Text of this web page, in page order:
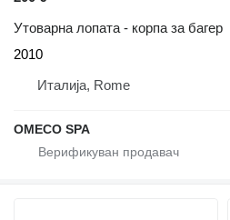
Утоварна лопата - корпа за багер
2010
Италија, Rome
OMECO SPA